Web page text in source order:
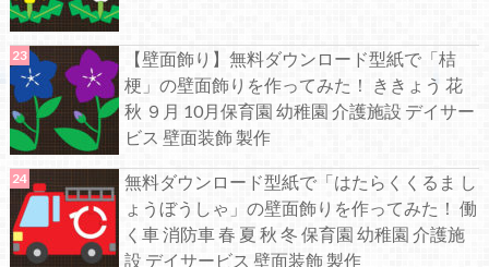
【壁面飾り】無料ダウンロード型紙で「桔
梗」の壁面飾りを作ってみた！ ききょう 花
秋 ９月 10月保育園 幼稚園 介護施設 デイサー
ビス 壁面装飾 製作
無料ダウンロード型紙で「はたらくくるま し
ょうぼうしゃ」の壁面飾りを作ってみた！ 働
く車 消防車 春 夏 秋 冬 保育園 幼稚園 介護施
設 デイサービス 壁面装飾 製作